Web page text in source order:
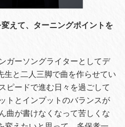
えて、ターニングポイントを
ガーソングライターとしてデ
生と二人三脚で曲を作らせてい
ピードで進む日々を過ごして
トとインプットのバランスが
曲が書けなくなって苦しくな